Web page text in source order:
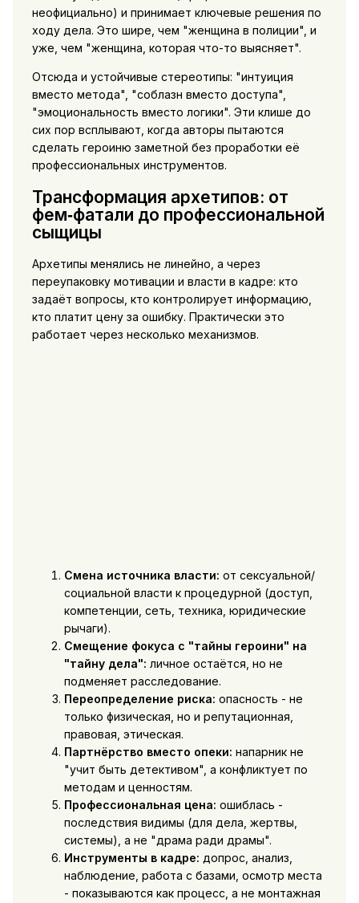
неофициально) и принимает ключевые решения по
ходу дела. Это шире, чем "женщина в полиции", и
уже, чем "женщина, которая что-то выясняет".
Отсюда и устойчивые стереотипы: "интуиция
вместо метода", "соблазн вместо доступа",
"эмоциональность вместо логики". Эти клише до
сих пор всплывают, когда авторы пытаются
сделать героиню заметной без проработки её
профессиональных инструментов.
Трансформация архетипов: от
фем‑фатали до профессиональной
сыщицы
Архетипы менялись не линейно, а через
переупаковку мотивации и власти в кадре: кто
задаёт вопросы, кто контролирует информацию,
кто платит цену за ошибку. Практически это
работает через несколько механизмов.
Смена источника власти: от сексуальной/
социальной власти к процедурной (доступ,
компетенции, сеть, техника, юридические
рычаги).
Смещение фокуса с "тайны героини" на
"тайну дела": личное остаётся, но не
подменяет расследование.
Переопределение риска: опасность - не
только физическая, но и репутационная,
правовая, этическая.
Партнёрство вместо опеки: напарник не
"учит быть детективом", а конфликтует по
методам и ценностям.
Профессиональная цена: ошиблась -
последствия видимы (для дела, жертвы,
системы), а не "драма ради драмы".
Инструменты в кадре: допрос, анализ,
наблюдение, работа с базами, осмотр места
- показываются как процесс, а не монтажная